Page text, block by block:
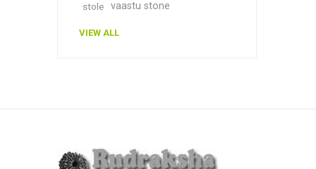
stole vaastu stone
VIEW ALL